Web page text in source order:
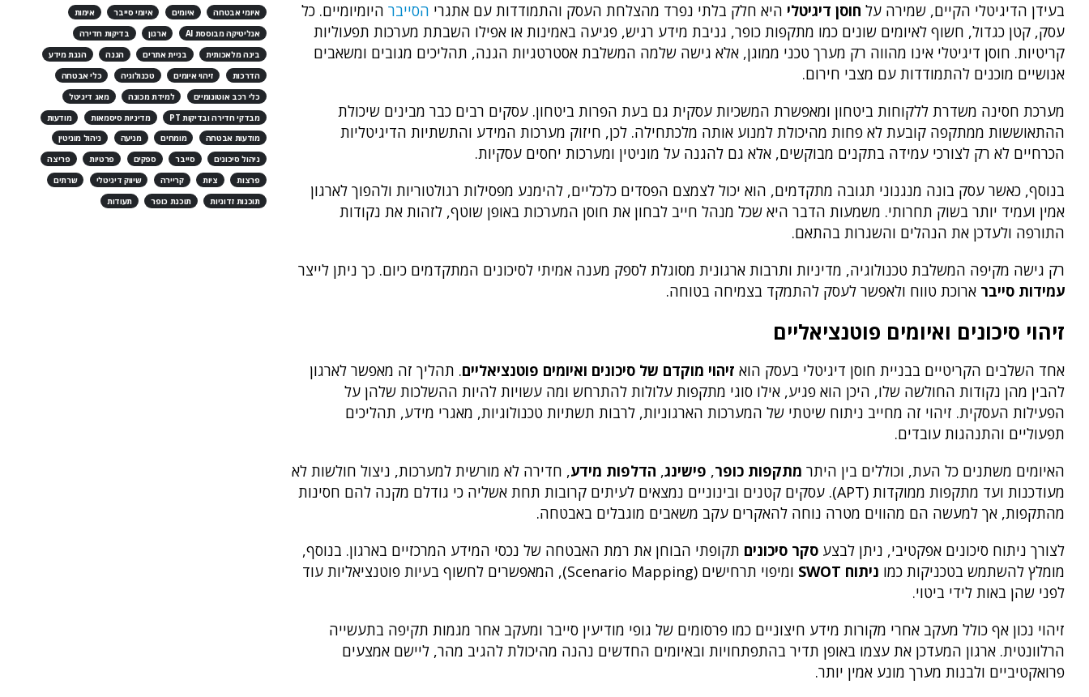
בעידן הדיגיטלי הקיים, שמירה על חוסן דיגיטלי היא חלק בלתי נפרד מהצלחת העסק והתמודדות עם אתגרי הסייבר היומיומיים. כל
עסק, קטן כגדול, חשוף לאיומים שונים כמו מתקפות כופר, גניבת מידע רגיש, פגיעה באמינות או אפילו השבתת מערכות תפעוליות
קריטיות. חוסן דיגיטלי אינו מהווה רק מערך טכני ממוגן, אלא גישה שלמה המשלבת אסטרטגיות הגנה, תהליכים מגובים ומשאבים
אנושיים מוכנים להתמודדות עם מצבי חירום.
מערכת חסינה משדרת ללקוחות ביטחון ומאפשרת המשכיות עסקית גם בעת הפרות ביטחון. עסקים רבים כבר מבינים שיכולת
ההתאוששות ממתקפה קובעת לא פחות מהיכולת למנוע אותה מלכתחילה. לכן, חיזוק מערכות המידע והתשתיות הדיגיטליות
הכרחיים לא רק לצורכי עמידה בתקנים מבוקשים, אלא גם להגנה על מוניטין ומערכות יחסים עסקיות.
בנוסף, כאשר עסק בונה מנגנוני תגובה מתקדמים, הוא יכול לצמצם הפסדים כלכליים, להימנע מפסילות רגולטוריות ולהפוך לארגון
אמין ועמיד יותר בשוק תחרותי. משמעות הדבר היא שכל מנהל חייב לבחון את חוסן המערכות באופן שוטף, לזהות את נקודות
התורפה ולעדכן את הנהלים והשגרות בהתאם.
רק גישה מקיפה המשלבת טכנולוגיה, מדיניות ותרבות ארגונית מסוגלת לספק מענה אמיתי לסיכונים המתקדמים כיום. כך ניתן לייצר
עמידות סייבר ארוכת טווח ולאפשר לעסק להתמקד בצמיחה בטוחה.
זיהוי סיכונים ואיומים פוטנציאליים
אחד השלבים הקריטיים בבניית חוסן דיגיטלי בעסק הוא זיהוי מוקדם של סיכונים ואיומים פוטנציאליים. תהליך זה מאפשר לארגון
להבין מהן נקודות החולשה שלו, היכן הוא פגיע, אילו סוגי מתקפות עלולות להתרחש ומה עשויות להיות ההשלכות שלהן על
הפעילות העסקית. זיהוי זה מחייב ניתוח שיטתי של המערכות הארגוניות, לרבות תשתיות טכנולוגיות, מאגרי מידע, תהליכים
תפעוליים והתנהגות עובדים.
האיומים משתנים כל העת, וכוללים בין היתר מתקפות כופר, פישינג, הדלפות מידע, חדירה לא מורשית למערכות, ניצול חולשות לא
מעודכנות ועד מתקפות ממוקדות (APT). עסקים קטנים ובינוניים נמצאים לעיתים קרובות תחת אשליה כי גודלם מקנה להם חסינות
מהתקפות, אך למעשה הם מהווים מטרה נוחה להאקרים עקב משאבים מוגבלים באבטחה.
לצורך ניתוח סיכונים אפקטיבי, ניתן לבצע סקר סיכונים תקופתי הבוחן את רמת האבטחה של נכסי המידע המרכזיים בארגון. בנוסף,
מומלץ להשתמש בטכניקות כמו ניתוח SWOT
ומיפוי תרחישים (Scenario Mapping), המאפשרים לחשוף בעיות פוטנציאליות עוד
לפני שהן באות לידי ביטוי.
זיהוי נכון אף כולל מעקב אחרי מקורות מידע חיצוניים כמו פרסומים של גופי מודיעין סייבר ומעקב אחר מגמות תקיפה בתעשייה
הרלוונטית. ארגון המעדכן את עצמו באופן תדיר בהתפתחויות ובאיומים החדשים נהנה מהיכולת להגיב מהר, ליישם אמצעים
פרואקטיביים ולבנות מערך מונע אמין יותר.
איומי אבטחה
איומים איומי סייבר
אימות
אנליטיקה מבוססת AI
ארגון
בדיקות חדירה
בינה מלאכותית
בניית אתרים הגנה
הגנת מידע
הדרכות
זיהוי איומים טכנולוגיה
כלי אבטחה
כלי רכב אוטונומיים
למידת מכונה
מאג דיגיטל
מבדקי חדירה ובדיקות PT
מדיניות סיסמאות
מודעות
מודעות אבטחה
מומחים מניעה
ניהול מוניטין
ניהול סיכונים
סייבר ספקים פרטיות
פריצה
פרצות
ציות קריירה שיווק דיגיטלי
שרתים
תוכנות זדוניות
תוכנת כופר תעודות